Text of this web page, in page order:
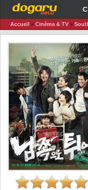
Accueil » Cinéma & TV »